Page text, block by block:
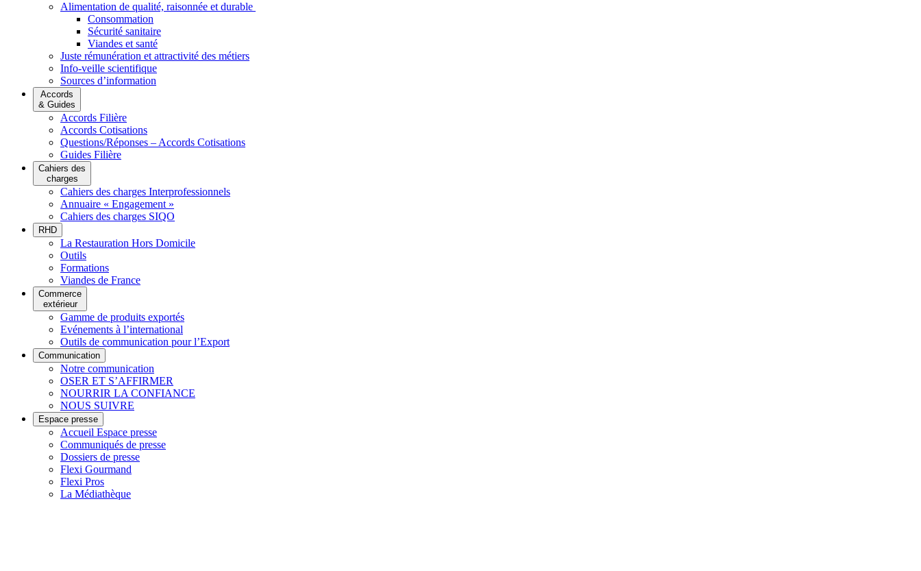
Alimentation de qualité, raisonnée et durable
Consommation
Sécurité sanitaire
Viandes et santé
Juste rémunération et attractivité des métiers
Info-veille scientifique
Sources d’information
Accords
& Guides
Accords Filière
Accords Cotisations
Questions/Réponses – Accords Cotisations
Guides Filière
Cahiers des
charges
Cahiers des charges Interprofessionnels
Annuaire « Engagement »
Cahiers des charges SIQO
RHD
La Restauration Hors Domicile
Outils
Formations
Viandes de France
Commerce
extérieur
Gamme de produits exportés
Evénements à l’international
Outils de communication pour l’Export
Communication
Notre communication
OSER ET S’AFFIRMER
NOURRIR LA CONFIANCE
NOUS SUIVRE
Espace presse
Accueil Espace presse
Communiqués de presse
Dossiers de presse
Flexi Gourmand
Flexi Pros
La Médiathèque